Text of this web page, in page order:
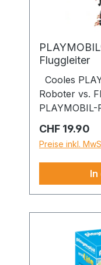
Fluggleiter
Cooles
Roboter vs.
mit dem
Pack von
auf den
und stürze
flexibel und
einer
im Roboter
Kanzel nach
Regulärer
CHF 19.90
Preise inkl.
In